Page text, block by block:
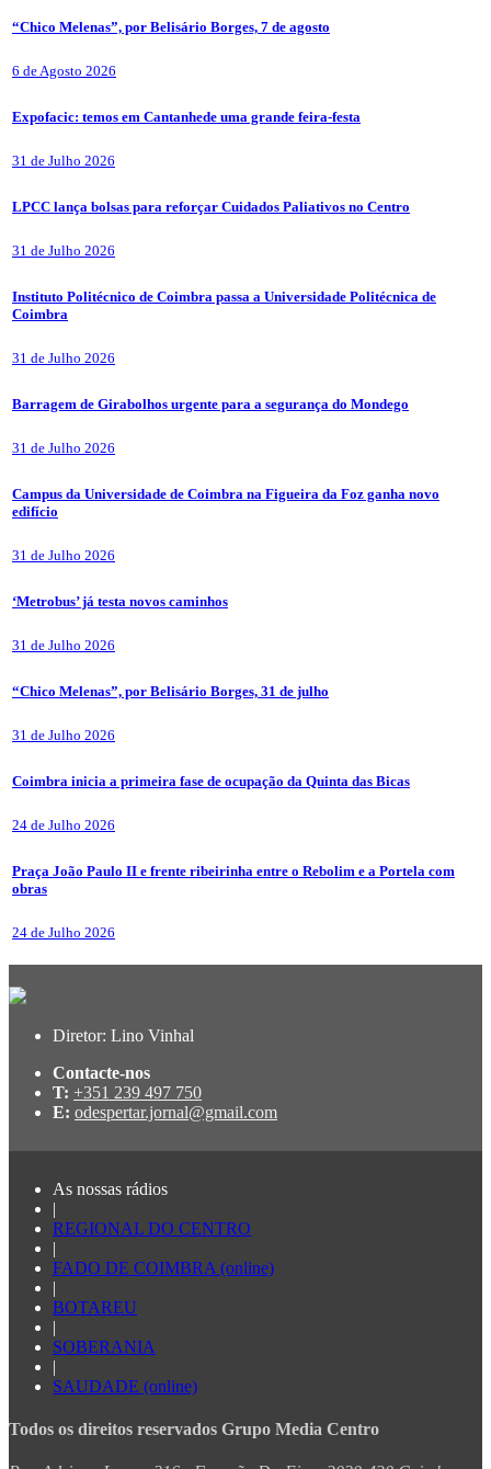
“Chico Melenas”, por Belisário Borges, 7 de agosto
6 de Agosto 2026
Expofacic: temos em Cantanhede uma grande feira-festa
31 de Julho 2026
LPCC lança bolsas para reforçar Cuidados Paliativos no Centro
31 de Julho 2026
Instituto Politécnico de Coimbra passa a Universidade Politécnica de
Coimbra
31 de Julho 2026
Barragem de Girabolhos urgente para a segurança do Mondego
31 de Julho 2026
Campus da Universidade de Coimbra na Figueira da Foz ganha novo
edifício
31 de Julho 2026
‘Metrobus’ já testa novos caminhos
31 de Julho 2026
“Chico Melenas”, por Belisário Borges, 31 de julho
31 de Julho 2026
Coimbra inicia a primeira fase de ocupação da Quinta das Bicas
24 de Julho 2026
Praça João Paulo II e frente ribeirinha entre o Rebolim e a Portela com
obras
24 de Julho 2026
Diretor: Lino Vinhal
Contacte-nos
T: +351 239 497 750
E: odespertar.jornal@gmail.com
As nossas rádios
|
REGIONAL DO CENTRO
|
FADO DE COIMBRA (online)
|
BOTAREU
|
SOBERANIA
|
SAUDADE (online)
Todos os direitos reservados Grupo Media Centro